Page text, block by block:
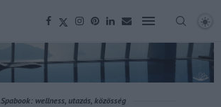
Spabook: wellness, utazás, közösség